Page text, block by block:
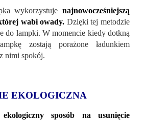
wykorzystuje najnowocześniejszą
wabi owady. Dzięki tej metodzie
do lampki. W momencie kiedy dotkną
zostają porażone ładunkiem
nimi spokój.
EKOLOGICZNA
ekologiczny sposób na usunięcie